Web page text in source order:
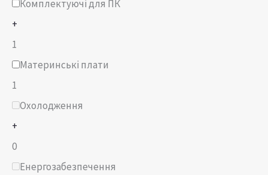
Комплектуючі для ПК
+
1
Материнські плати
1
Охолодження
+
0
Енергозабезпечення